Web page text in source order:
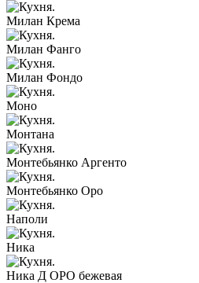
Милан Крема
Милан Фанго
Милан Фондо
Моно
Монтана
Монтебьянко Аргенто
Монтебьянко Оро
Наполи
Ника
Ника Д ОРО бежевая